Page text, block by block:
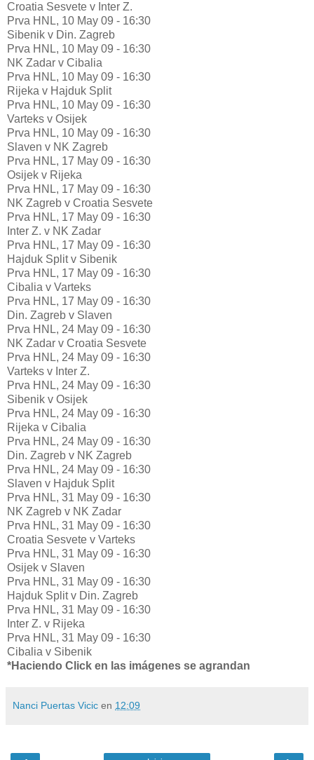
Croatia Sesvete v Inter Z.
Prva HNL, 10 May 09 - 16:30
Sibenik v Din. Zagreb
Prva HNL, 10 May 09 - 16:30
NK Zadar v Cibalia
Prva HNL, 10 May 09 - 16:30
Rijeka v Hajduk Split
Prva HNL, 10 May 09 - 16:30
Varteks v Osijek
Prva HNL, 10 May 09 - 16:30
Slaven v NK Zagreb
Prva HNL, 17 May 09 - 16:30
Osijek v Rijeka
Prva HNL, 17 May 09 - 16:30
NK Zagreb v Croatia Sesvete
Prva HNL, 17 May 09 - 16:30
Inter Z. v NK Zadar
Prva HNL, 17 May 09 - 16:30
Hajduk Split v Sibenik
Prva HNL, 17 May 09 - 16:30
Cibalia v Varteks
Prva HNL, 17 May 09 - 16:30
Din. Zagreb v Slaven
Prva HNL, 24 May 09 - 16:30
NK Zadar v Croatia Sesvete
Prva HNL, 24 May 09 - 16:30
Varteks v Inter Z.
Prva HNL, 24 May 09 - 16:30
Sibenik v Osijek
Prva HNL, 24 May 09 - 16:30
Rijeka v Cibalia
Prva HNL, 24 May 09 - 16:30
Din. Zagreb v NK Zagreb
Prva HNL, 24 May 09 - 16:30
Slaven v Hajduk Split
Prva HNL, 31 May 09 - 16:30
NK Zagreb v NK Zadar
Prva HNL, 31 May 09 - 16:30
Croatia Sesvete v Varteks
Prva HNL, 31 May 09 - 16:30
Osijek v Slaven
Prva HNL, 31 May 09 - 16:30
Hajduk Split v Din. Zagreb
Prva HNL, 31 May 09 - 16:30
Inter Z. v Rijeka
Prva HNL, 31 May 09 - 16:30
Cibalia v Sibenik
*Haciendo Click en las imágenes se agrandan
Nanci Puertas Vicic en 12:09